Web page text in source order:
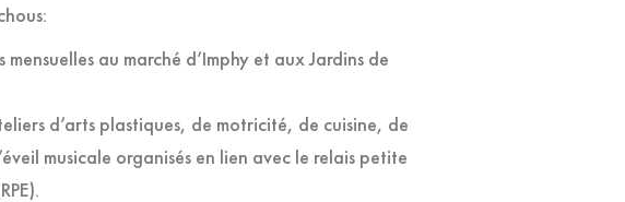
mensuelles au marché d’Imphy et aux Jardins de
d’arts plastiques, de motricité, de cuisine, de
musicale organisés en lien avec le relais petite